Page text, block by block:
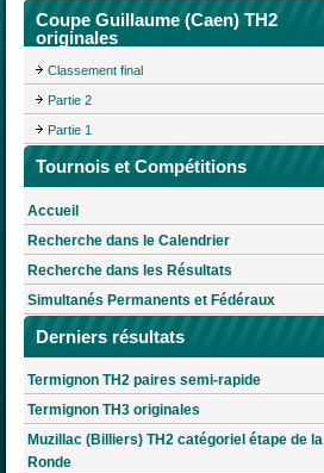
Coupe Guillaume (Caen) TH2
originales
Classement final
Partie 2
Partie 1
Tournois et Compétitions
Accueil
Recherche dans le Calendrier
Recherche dans les Résultats
Simultanés Permanents et Fédéraux
Derniers résultats
Termignon TH2 paires semi-rapide
Termignon TH3 originales
Muzillac (Billiers) TH2 catégoriel étape de la
Ronde